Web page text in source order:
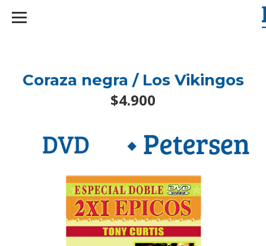
Coraza negra / Los Vikingos
$4.900